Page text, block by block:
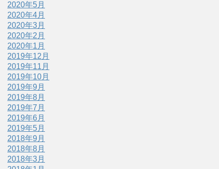
2020年5月
2020年4月
2020年3月
2020年2月
2020年1月
2019年12月
2019年11月
2019年10月
2019年9月
2019年8月
2019年7月
2019年6月
2019年5月
2018年9月
2018年8月
2018年3月